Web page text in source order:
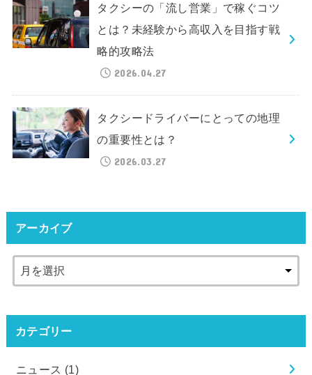
タクシーの「流し営業」で稼ぐコツ
とは？未経験から高収入を目指す戦
略的攻略法
2026.04.27
タクシードライバーにとっての地理
の重要性とは？
2026.03.27
アーカイブ
カテゴリー
ニュース (1)